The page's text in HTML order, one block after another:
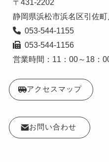
〒431-2202
  053-544-1155
  053-544-1156
営業時間：11：00～18：
アクセスマップ
お問い合わせ